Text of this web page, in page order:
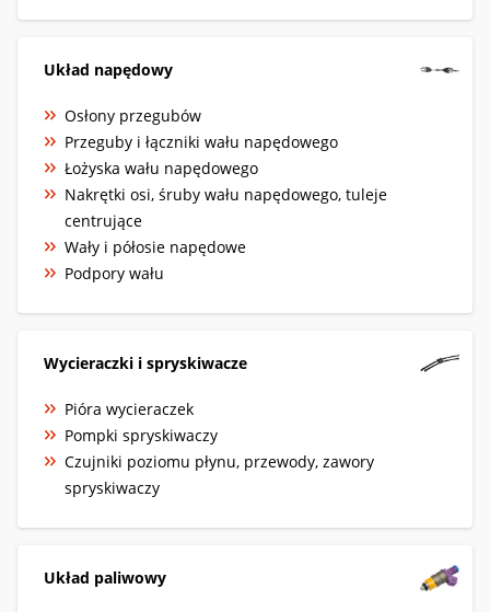
Układ napędowy
Osłony przegubów
Przeguby i łączniki wału napędowego
Łożyska wału napędowego
Nakrętki osi, śruby wału napędowego, tuleje
centrujące
Wały i półosie napędowe
Podpory wału
Wycieraczki i spryskiwacze
Pióra wycieraczek
Pompki spryskiwaczy
Czujniki poziomu płynu, przewody, zawory
spryskiwaczy
Układ paliwowy